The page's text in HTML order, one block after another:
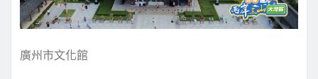
廣州市文化館